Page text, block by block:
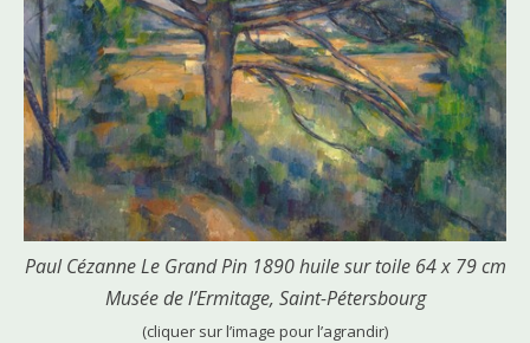
Paul Cézanne Le Grand Pin 1890 huile sur toile 64 x 79 cm
Musée de l’Ermitage, Saint-Pétersbourg
(cliquer sur l’image pour l’agrandir)